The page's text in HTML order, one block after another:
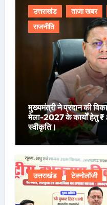
उत्तराखंड ताजा खबर
राजनीति
मुख्यमंत्री ने प्रदान की
मेला-2027 के कार्यों हेतु ₹
स्वीकृति।
उत्तराखंड टेक्नोलॉजी